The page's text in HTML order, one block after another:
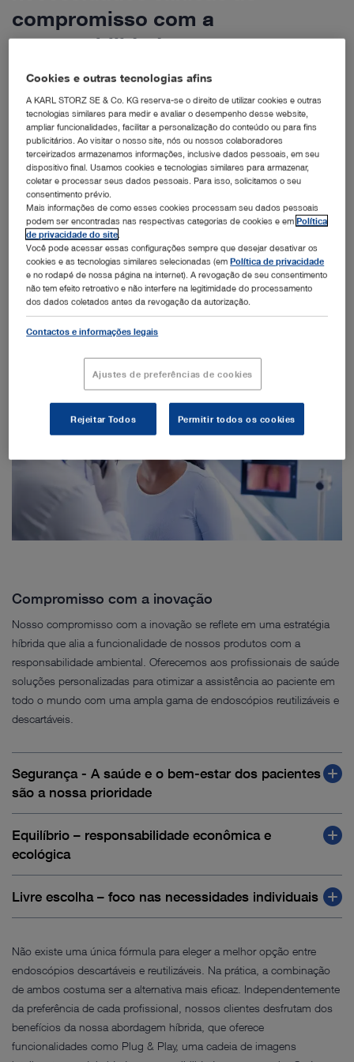
compromisso com a
sustentabilidade
Presentes em nosso portfólio desde 1982, os endoscópios flexíveis
avanços na medicina e para a qualidade do atendimento aos
pacientes. Além disso, desenvolvemos endoscópios flexíveis
descartáveis com o objetivo de oferecer mais opções aos cirurgiões
e atender às diversas demandas do setor de saúde global. Os
endoscópios flexíveis se destacam pela versatilidade e são
amplamente utilizados em diversas aplicações diagnósticas e
terapêuticas - como na gestão das vias aéreas e em urologia, p. ex..
Mas por que um portfólio híbrido é tão importante para atender os
requisitos médicos e ao mesmo tempo promover a
sustentabilidade?
Compromisso com a inovação
Nosso compromisso com a inovação se reflete em uma estratégia
híbrida que alia a funcionalidade de nossos produtos com a
responsabilidade ambiental. Oferecemos aos profissionais de saúde
soluções personalizadas para otimizar a assistência ao paciente em
todo o mundo com uma ampla gama de endoscópios reutilizáveis e
descartáveis.
Segurança - A saúde e o bem-estar dos pacientes
são a nossa prioridade
Prezamos sempre pela mais alta qualidade dos nossos produtos,
Equilíbrio – responsabilidade econômica e
ecológica
Livre escolha – foco nas necessidades individuais
Não existe uma única fórmula para eleger a melhor opção entre
endoscópios descartáveis e reutilizáveis. Na prática, a combinação
de ambos costuma ser a alternativa mais eficaz. Independentemente
da preferência de cada profissional, nossos clientes desfrutam dos
benefícios da nossa abordagem híbrida, que oferece
funcionalidades como Plug & Play, uma cadeia de imagens
Cookies e outras tecnologias afins
A KARL STORZ SE & Co. KG reserva-se o direito de utilizar cookies e outras
tecnologias similares para medir e avaliar o desempenho desse website,
ampliar funcionalidades, facilitar a personalização do conteúdo ou para fins
publicitários. Ao visitar o nosso site, nós ou nossos colaboradores
terceirizados armazenamos informações, inclusive dados pessoais, em seu
dispositivo final. Usamos cookies e tecnologias similares para armazenar,
coletar e processar seus dados pessoais. Para isso, solicitamos o seu
consentimento prévio.
Mais informações de como esses cookies processam seu dados pessoais
podem ser encontradas nas respectivas categorias de cookies e emPolítica
de privacidade do site.
Você pode acessar essas configurações sempre que desejar desativar os
cookies e as tecnologias similares selecionadas (emPolítica de privacidade
e no rodapé de nossa página na internet). A revogação de seu consentimento
não tem efeito retroativo e não interfere na legitimidade do processamento
dos dados coletados antes da revogação da autorização.
Contactos e informações legais
Ajustes de preferências de cookies
Rejeitar Todos Permitir todos os cookies